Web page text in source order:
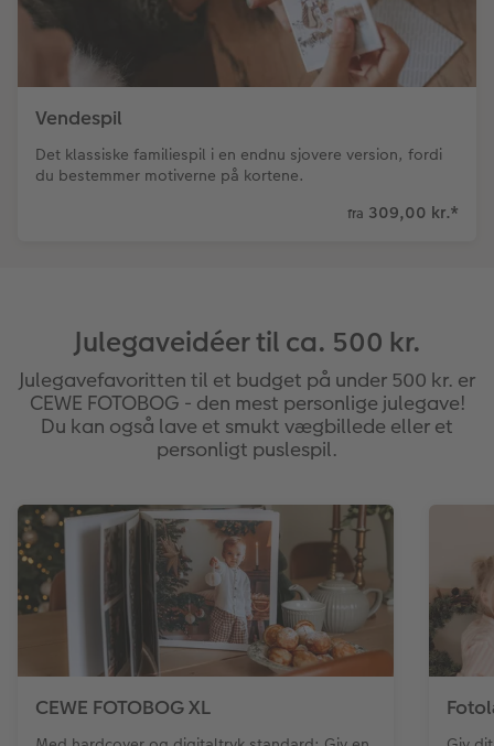
Vendespil
Det klassiske familiespil i en endnu sjovere version, fordi
du bestemmer motiverne på kortene.
fra 309,00 kr.*
Julegaveidéer til ca. 500 kr.
Julegavefavoritten til et budget på under 500 kr. er
CEWE FOTOBOG - den mest personlige julegave!
Du kan også lave et smukt vægbillede eller et
personligt puslespil.
CEWE FOTOBOG XL